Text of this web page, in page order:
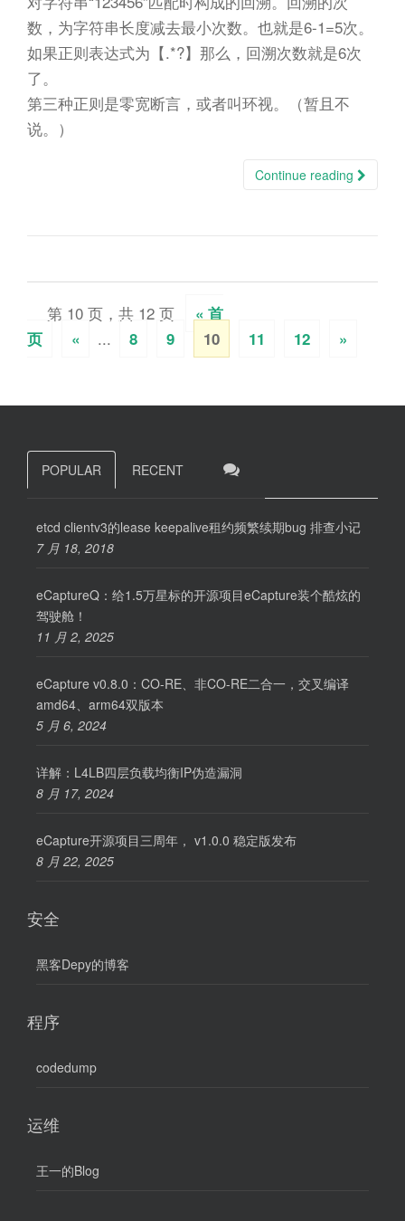
数，为字符串长度减去最小次数。也就是6-1=5次。
如果正则表达式为【.*?】那么，回溯次数就是6次
了。
第三种正则是零宽断言，或者叫环视。（暂且不
说。）
Continue reading
第 10 页，共 12 页
« 首
页
« ... 8 9 10 11 12 »
POPULAR RECENT
etcd clientv3的lease keepalive租约频繁续期bug 排查小记
7 月 18, 2018
eCaptureQ：给1.5万星标的开源项目eCapture装个酷炫的
驾驶舱！
11 月 2, 2025
eCapture v0.8.0：CO-RE、非CO-RE二合一，交叉编译
amd64、arm64双版本
5 月 6, 2024
详解：L4LB四层负载均衡IP伪造漏洞
8 月 17, 2024
eCapture开源项目三周年， v1.0.0 稳定版发布
8 月 22, 2025
安全
黑客Depy的博客
程序
codedump
运维
王一的Blog